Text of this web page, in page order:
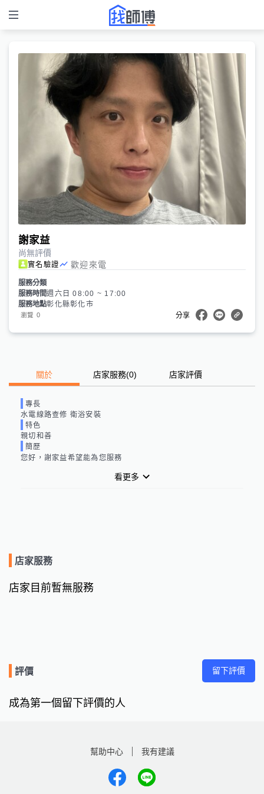
謝家益
尚無評價
實名驗證 歡迎來電
服務分類
服務時間週六日 08:00 ~ 17:00
服務地點彰化縣彰化市
瀏覽 0 分享
關於 店家服務(0) 店家評價
專長
水電線路查修 衛浴安裝
特色
親切和善
簡歷
您好，謝家益希望能為您服務
看更多
店家服務
店家目前暫無服務
評價 留下評價
成為第一個留下評價的人
幫助中心 我有建議